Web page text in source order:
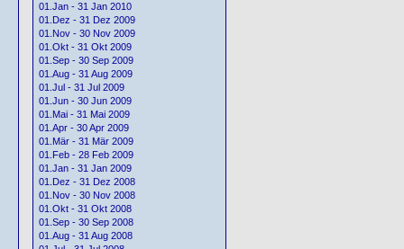
01.Jan - 31 Jan 2010
01.Dez - 31 Dez 2009
01.Nov - 30 Nov 2009
01.Okt - 31 Okt 2009
01.Sep - 30 Sep 2009
01.Aug - 31 Aug 2009
01.Jul - 31 Jul 2009
01.Jun - 30 Jun 2009
01.Mai - 31 Mai 2009
01.Apr - 30 Apr 2009
01.Mär - 31 Mär 2009
01.Feb - 28 Feb 2009
01.Jan - 31 Jan 2009
01.Dez - 31 Dez 2008
01.Nov - 30 Nov 2008
01.Okt - 31 Okt 2008
01.Sep - 30 Sep 2008
01.Aug - 31 Aug 2008